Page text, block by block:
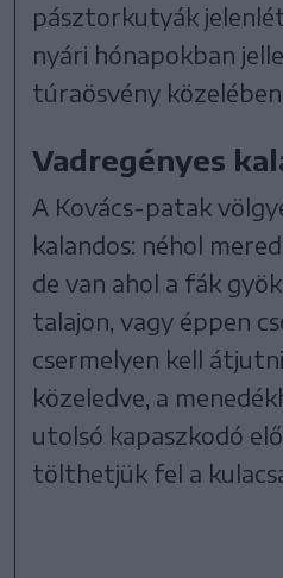
pásztorkutyák
nyári hónapokban
túraösvény
Vadregényes
A Kovács-patak
kalandos: néhol
de van ahol a fák
talajon, vagy éppen
csermelyen kell
közeledve, a
utolsó kapaszkodó
tölthetjük fel a